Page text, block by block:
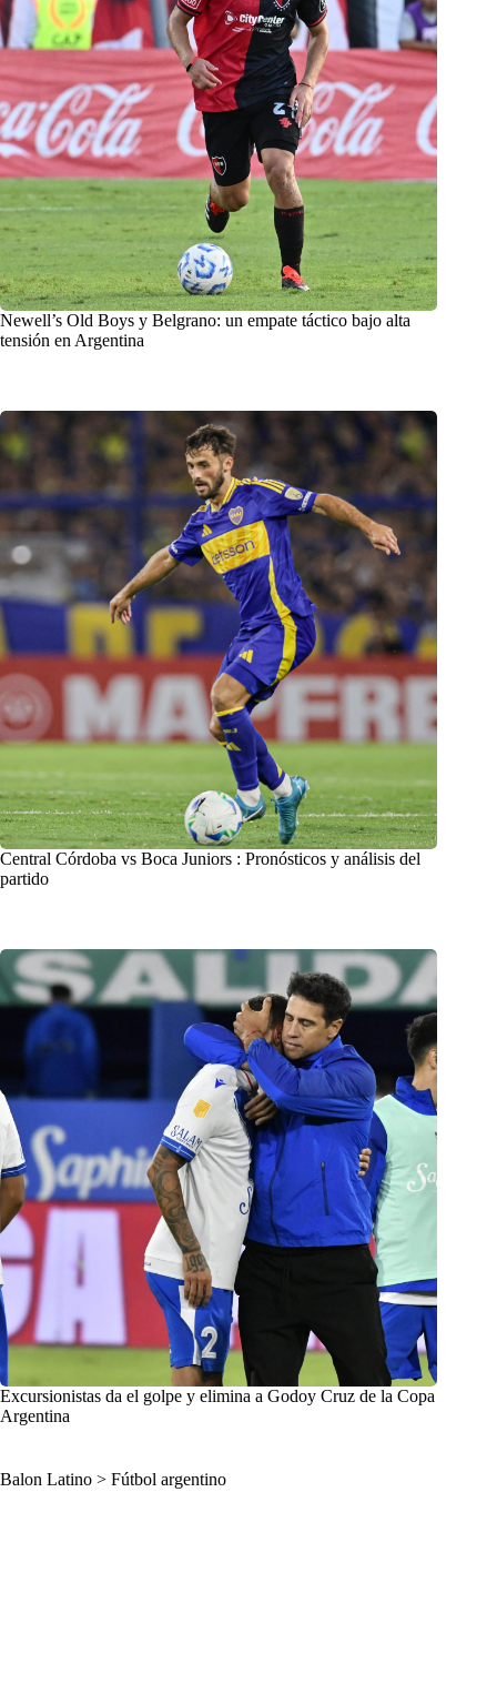
Newell’s Old Boys y Belgrano: un empate táctico bajo alta
tensión en Argentina
Central Córdoba vs Boca Juniors : Pronósticos y análisis del
partido
Excursionistas da el golpe y elimina a Godoy Cruz de la Copa
Argentina
Balon Latino > Fútbol argentino